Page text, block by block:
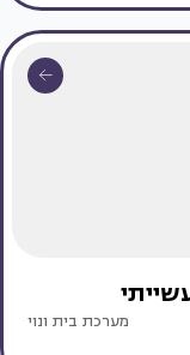
מערכת בית ונוי